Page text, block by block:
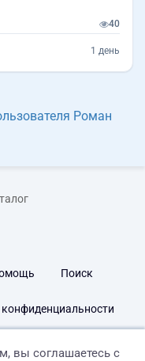
40
1 день
Роман
Поиск
вы соглашаетесь с